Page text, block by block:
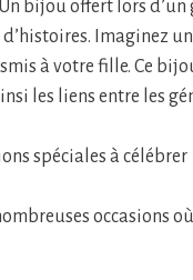
bijou offert lors
Imaginez
à votre fille. Ce
les liens entre les
spéciales à célébrer
occasions